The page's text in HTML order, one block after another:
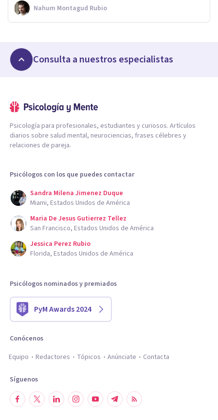
Nahum Montagud Rubio
Consulta a nuestros especialistas
Psicología para profesionales, estudiantes y curiosos. Artículos
diarios sobre salud mental, neurociencias, frases célebres y
relaciones de pareja.
Psicólogos con los que puedes contactar
Sandra Milena Jimenez Duque
Miami, Estados Unidos de América
Maria De Jesus Gutierrez Tellez
San Francisco, Estados Unidos de América
Jessica Perez Rubio
Florida, Estados Unidos de América
Psicólogos nominados y premiados
PyM Awards 2024
Conócenos
Equipo
Redactores Tópicos Anúnciate Contacta
Síguenos